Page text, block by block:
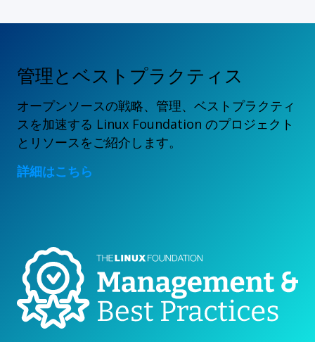
管理とベストプラクティス
オープンソースの戦略、管理、ベストプラクティ
スを加速する Linux Foundation のプロジェクト
とリソースをご紹介します。
詳細はこちら